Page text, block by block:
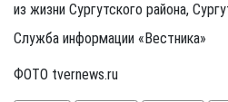
из жизни Сургутского района,
Служба информации «Вестника»
ФОТО tvernews.ru